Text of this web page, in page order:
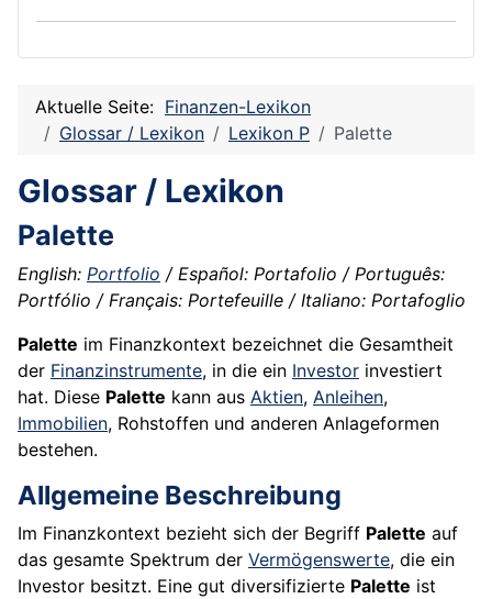
Aktuelle Seite: Finanzen-Lexikon
Glossar / Lexikon
Lexikon P Palette
Glossar / Lexikon
Palette
English: Portfolio / Español: Portafolio / Português:
Portfólio / Français: Portefeuille / Italiano: Portafoglio
Palette im Finanzkontext bezeichnet die Gesamtheit
der Finanzinstrumente, in die ein Investor investiert
hat. Diese Palette kann aus Aktien, Anleihen,
Immobilien, Rohstoffen und anderen Anlageformen
bestehen.
Allgemeine Beschreibung
Im Finanzkontext bezieht sich der Begriff Palette auf
das gesamte Spektrum der Vermögenswerte, die ein
Investor besitzt. Eine gut diversifizierte Palette ist